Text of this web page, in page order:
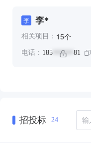
李 李*
相关项目： 15个
电话： 185 ****** 81
招投标 24